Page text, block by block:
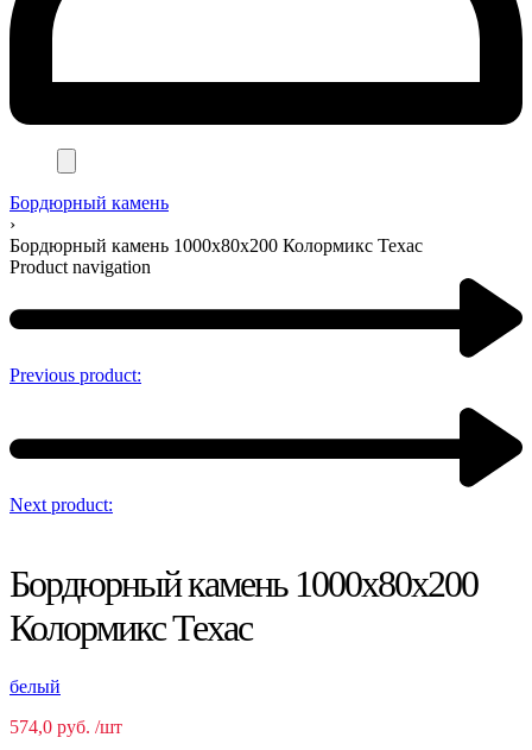
Бордюрный камень
›
Бордюрный камень 1000х80х200 Колормикс Техас
Product navigation
Previous product:
Next product:
Бордюрный камень 1000х80х200
Колормикс Техас
белый
574,0 руб. /шт